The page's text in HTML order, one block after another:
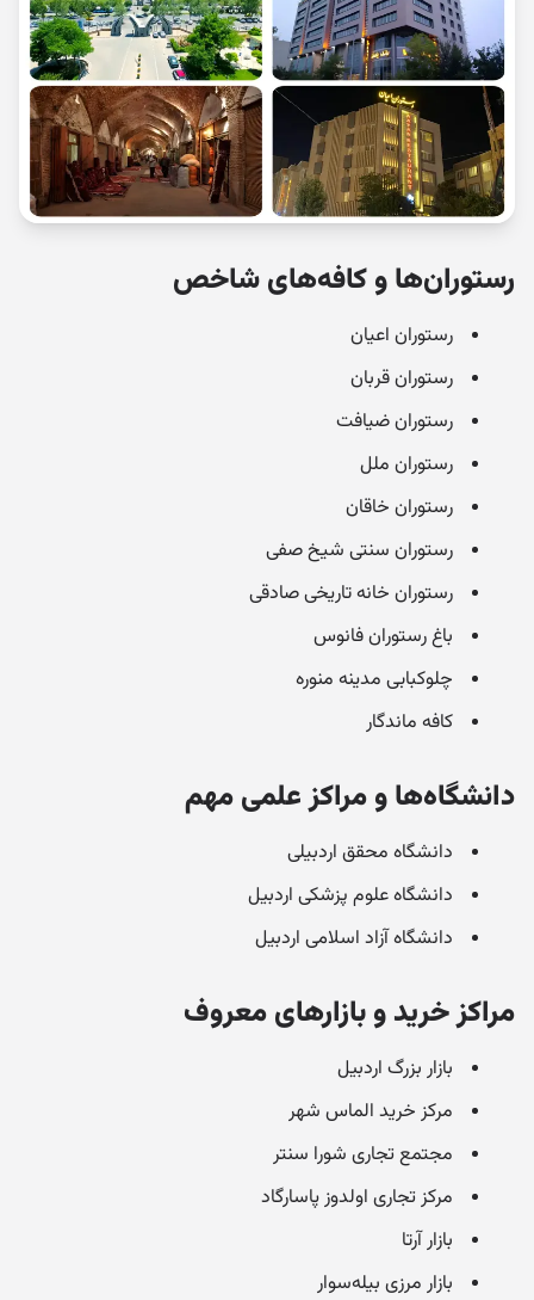
رستوران‌ها و کافه‌های شاخص
رستوران اعیان
رستوران قربان
رستوران ضیافت
رستوران ملل
رستوران خاقان
رستوران سنتی شیخ صفی
رستوران خانه تاریخی صادقی
باغ رستوران فانوس
چلوکبابی مدینه منوره
کافه ماندگار
دانشگاه‌ها و مراکز علمی مهم
دانشگاه محقق اردبیلی
دانشگاه علوم پزشکی اردبیل
دانشگاه آزاد اسلامی اردبیل
مراکز خرید و بازارهای معروف
بازار بزرگ اردبیل
مرکز خرید الماس شهر
مجتمع تجاری شورا سنتر
مرکز تجاری اولدوز پاسارگاد
بازار آرتا
بازار مرزی بیله‌سوار